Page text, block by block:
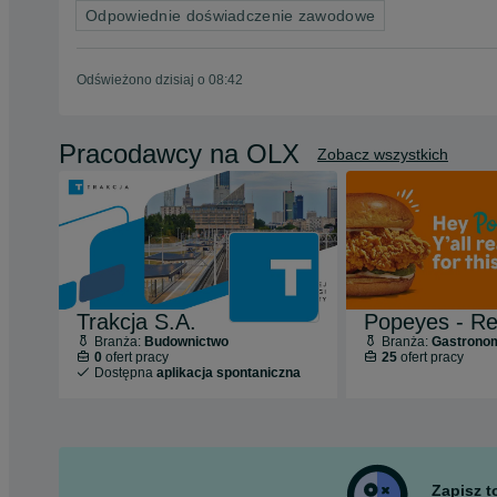
Odpowiednie doświadczenie zawodowe
Odświeżono dzisiaj o 08:42
Pracodawcy na OLX Zobacz wszystkich
Trakcja S.A.
Branża: Budownictwo
0 ofert pracy
Dostępna aplikacja spontaniczna
Branża:
25ofert pracy
Zapisz